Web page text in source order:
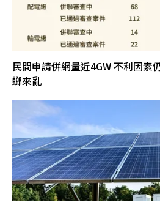
民間申請併網量近4GW 不利因素
螂來亂